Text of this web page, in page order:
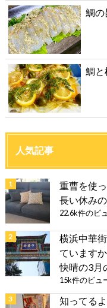
鯛の
鯛と
人気記事
重曹を使
長い休み
22.6k件のビ
横浜中華
ていますか
快晴の3月
15k件のビュ
知ってる